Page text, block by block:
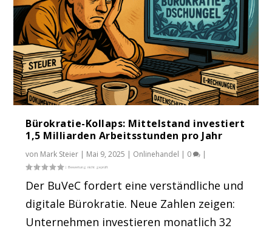
Bürokratie-Kollaps: Mittelstand investiert
1,5 Milliarden Arbeitsstunden pro Jahr
von Mark Steier | Mai 9, 2025 | Onlinehandel | 0 |
Der BuVeC fordert eine verständliche und
digitale Bürokratie. Neue Zahlen zeigen:
Unternehmen investieren monatlich 32